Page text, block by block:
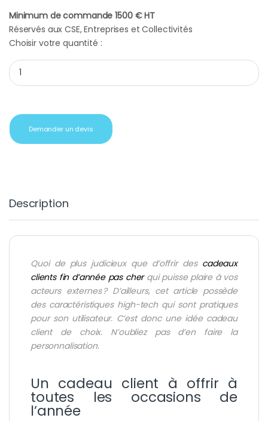
Minimum de commande 1500 € HT
Réservés aux CSE, Entreprises et Collectivités
Choisir votre quantité :
Lecteur MP3 Sony clé usb noir quantity
Demander un devis
Description
Quoi de plus judicieux que d’offrir des cadeaux
clients fin d’année pas cherqui puisse plaire à vos
acteurs externes ? D’ailleurs, cet article possède
des caractéristiques high-tech qui sont pratiques
pour son utilisateur. C’est donc une idée cadeau
client de choix. N’oubliez pas d’en faire la
personnalisation.
Un cadeau client à offrir à
toutes les occasions de
l’année